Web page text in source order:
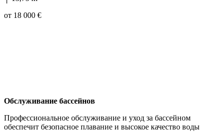
от 18 000 €
Обслуживание бассейнов
Профессиональное обслуживание и уход за бассейном
обеспечит безопасное плавание и высокое качество воды